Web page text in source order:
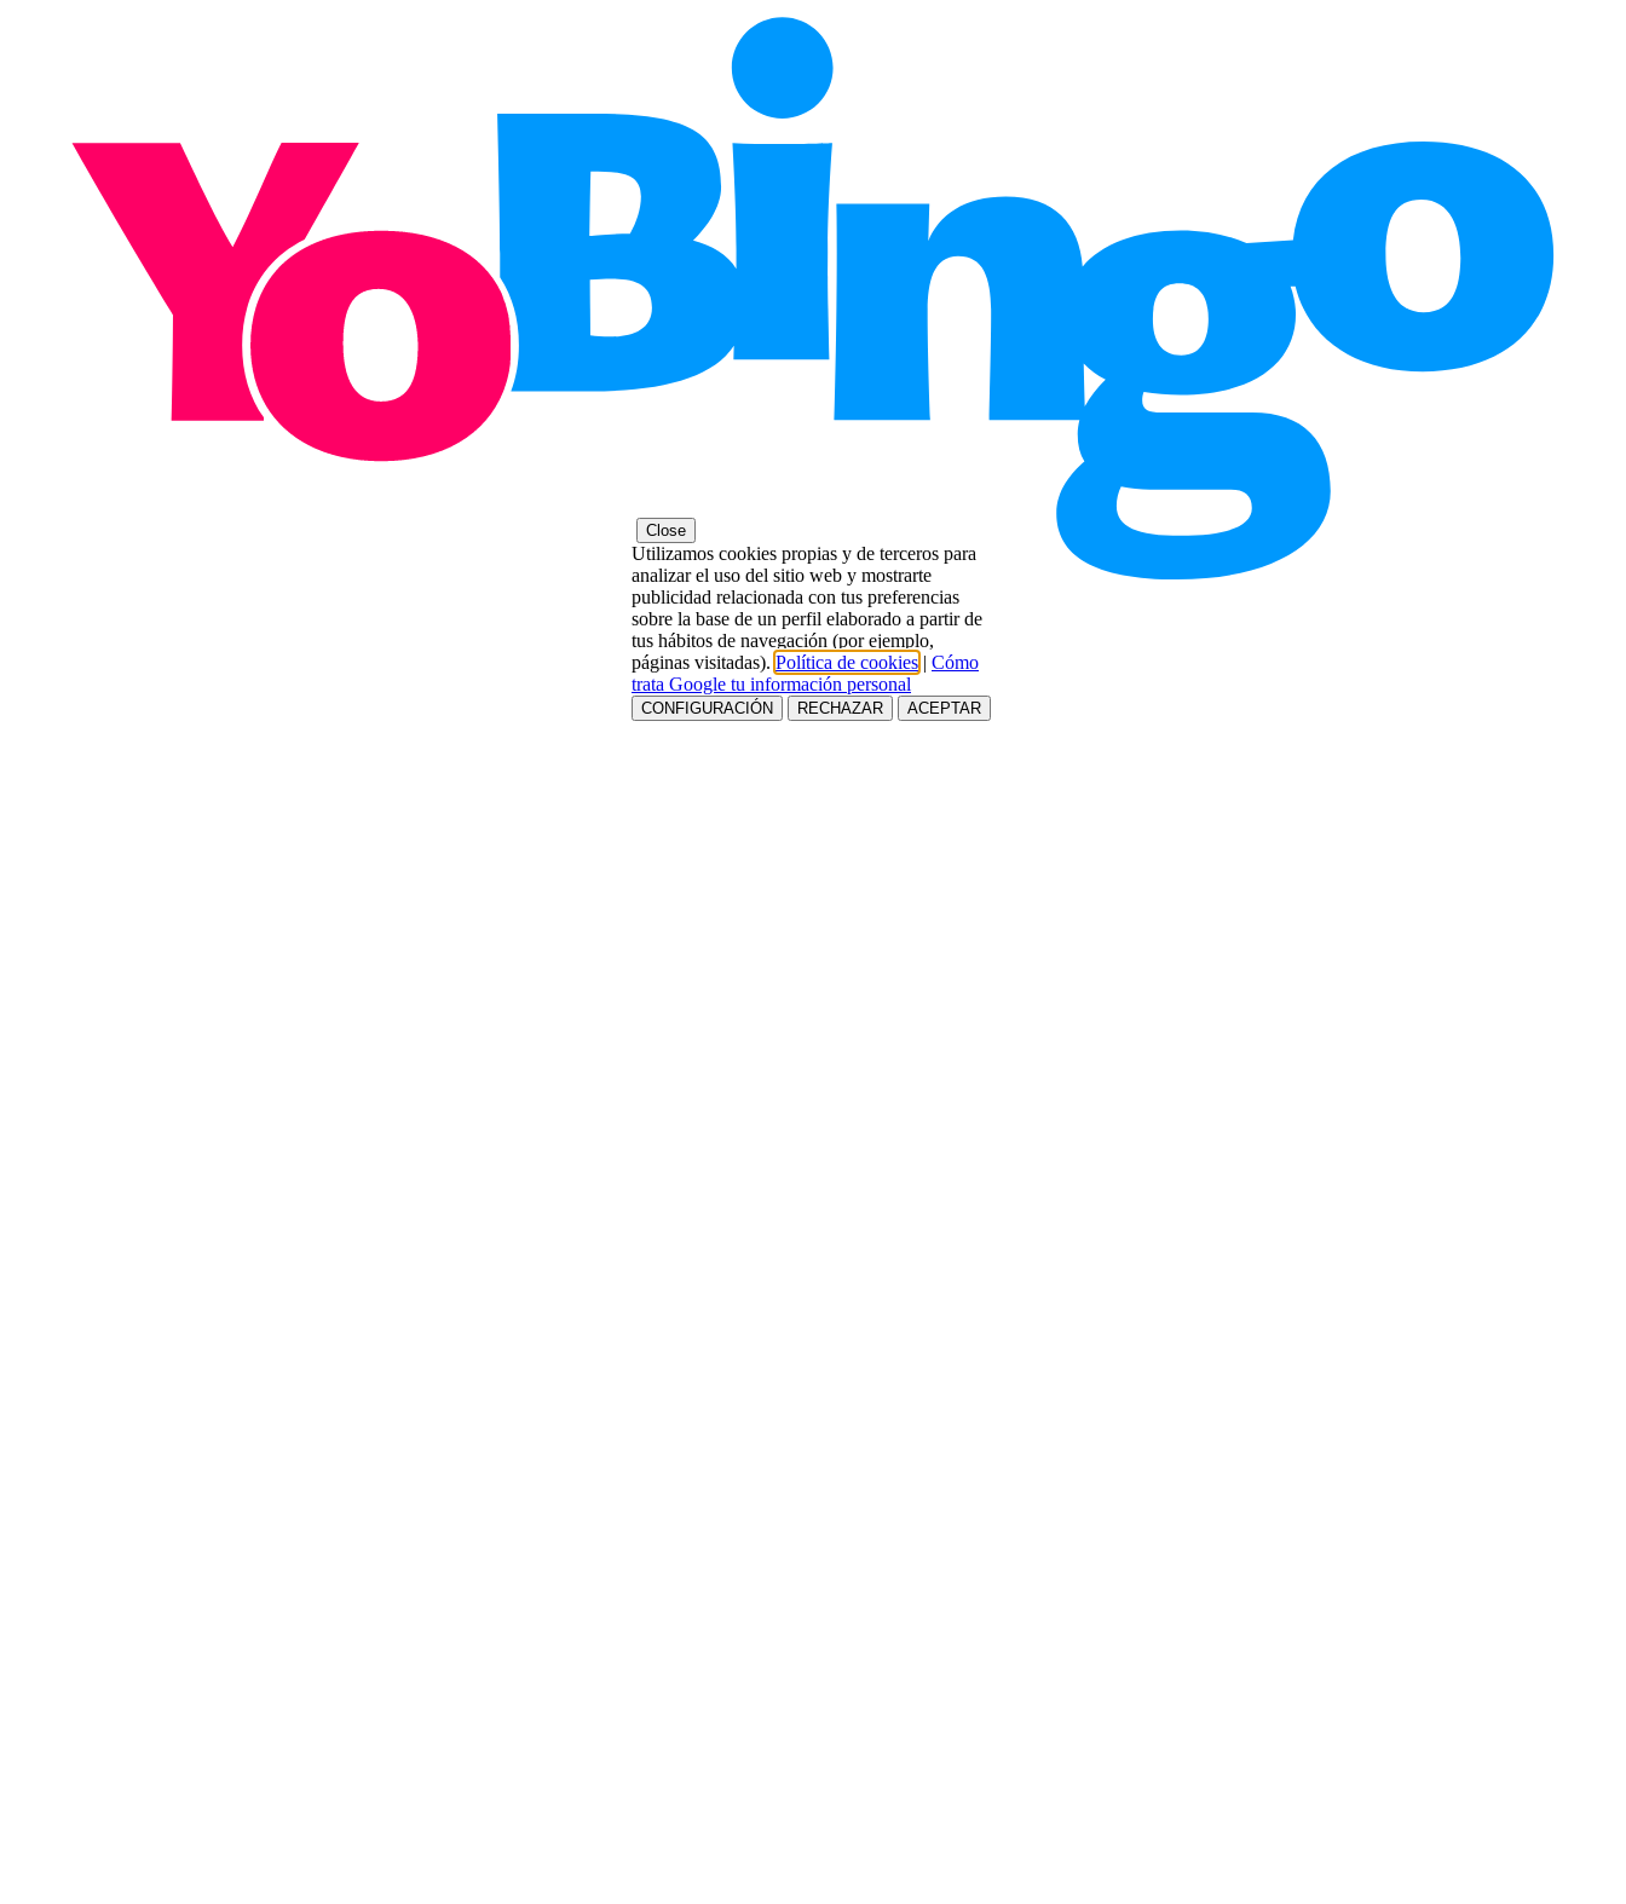
Close
Utilizamos cookies propias y de terceros para
analizar el uso del sitio web y mostrarte
publicidad relacionada con tus preferencias
sobre la base de un perfil elaborado a partir de
tus hábitos de navegación (por ejemplo,
páginas visitadas). Política de cookies | Cómo
trata Google tu información personal
CONFIGURACIÓN RECHAZAR ACEPTAR